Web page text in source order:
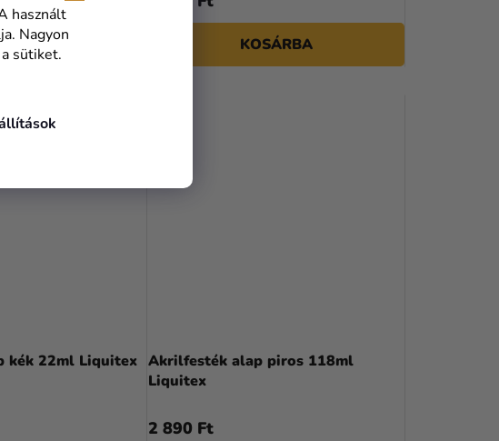
használt
Nagyon
sütiket.
KOSÁRBA
kék 22ml Liquitex Akrilfesték alap piros 118ml
Liquitex
2 890 Ft